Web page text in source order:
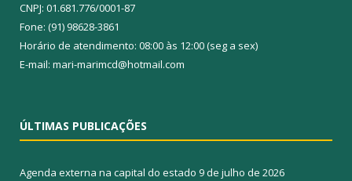
CNPJ: 01.681.776/0001-87
Fone: (91) 98628-3861
Horário de atendimento: 08:00 às 12:00 (seg a sex)
E-mail: mari-marimcd@hotmail.com
ÚLTIMAS PUBLICAÇÕES
Agenda externa na capital do estado 9 de julho de 2026